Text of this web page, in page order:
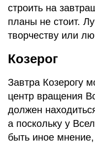
строить на
планы не стоит.
творчеству или
Козерог
Завтра Козерогу
центр вращения
должен
а поскольку у
быть иное мнение,